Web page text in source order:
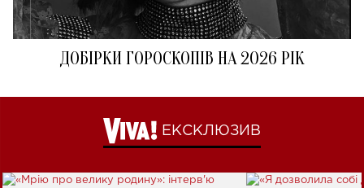
ДОБІРКИ ГОРОСКОПІВ НА 2026 РІК
ЕКСКЛЮЗИВ